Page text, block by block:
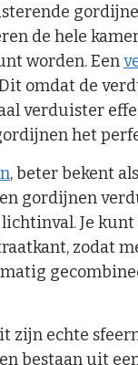
de hele
worden. Een
omdat de
verduister
het
, beter bekent
gordijnen
Je
zodat
zijn echte
bestaan uit